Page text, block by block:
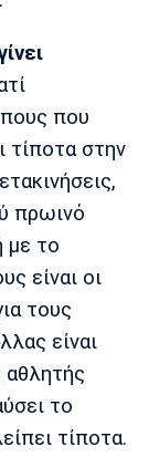
που
τίποτα στην
πρωινό
με το
είναι οι
τους
είναι
αθλητής
το
τίποτα.